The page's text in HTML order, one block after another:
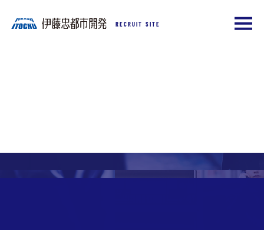
RECRUIT SITE